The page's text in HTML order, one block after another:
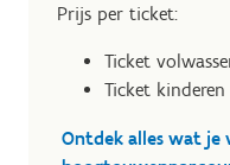
Prijs per ticket:
Ticket
Ticket kinderen
Ontdek alles wat je